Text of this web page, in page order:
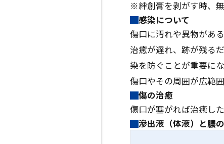
※絆創膏を剥がす時、
感染について
傷口に汚れや異物があ
治癒が遅れ、跡が残る
染を防ぐことが重要にな
傷口やその周囲が広範
傷の治癒
傷口が塞がれば治癒し
滲出液（体液）と膿